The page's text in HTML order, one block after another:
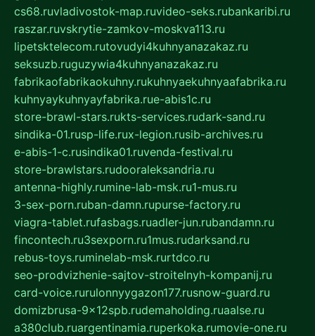
cs68.ruvladivostok-map.ruvideo-seks.rubankaribi.ru
raszar.ruvskrytie-zamkov-moskva113.ru
lipetsktelecom.rutovudyi4kuhnyanazakaz.ru
seksuzb.ruguzywia4kuhnyanazakaz.ru
fabrikaofabrikaokuhny.rukuhnyaekuhnyaafabrika.ru
kuhnyaykuhnyayfabrika.rue-abis1c.ru
store-brawl-stars.rukts-services.rudark-sand.ru
sindika-01.rusp-life.rux-legion.rusib-archives.ru
e-abis-1-c.rusindika01.ruvenda-festival.ru
store-brawlstars.rudooraleksandria.ru
antenna-highly.rumine-lab-msk.ru1-mus.ru
3-sex-porn.ruban-damn.rupurse-factory.ru
viagra-tablet.rufasbags.ruadler-jun.rubandamn.ru
fincontech.ru3sexporn.ru1mus.rudarksand.ru
rebus-toys.ruminelab-msk.rurtdco.ru
seo-prodvizhenie-sajtov-stroitelnyh-kompanij.ru
card-voice.rurulonnyygazon177.rusnow-guard.ru
domizbrusa-9x12spb.rudemaholding.ruaalse.ru
a380club.ruargentinamia.ruperkoka.rumovie-one.ru